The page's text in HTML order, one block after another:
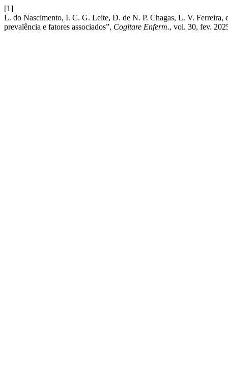
[1]
L. do Nascimento, I. C. G. Leite, D. de N. P. Chagas, L. V.
prevalência e fatores associados”, Cogitare Enferm., vol. 30, fev.